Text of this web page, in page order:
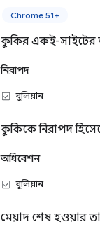
Chrome 51+
কুকির একই-সাইটের
নিরাপদ
বুলিয়ান
কুকিকে নিরাপদ
অধিবেশন
বুলিয়ান
মেয়াদ শেষ হওয়ার